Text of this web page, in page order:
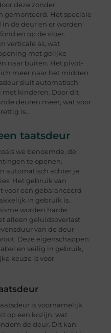
deze zonder
gemonteerd. Het speciale
de deur en er worden
en op de vloer.
verticale as, wat
met gelijke
naar buiten. Het pivot-
meer naar het midden
sluit automatisch
met kinderen. Door dit
deuren meer, wat voor
is…
taatsdeur
we benoemde, de
te openen.
automatisch achter je,
Het gebruik van
een gebalanceerd
in gebruik is.
worden harde
alleen geluidsoverlast
van de deur
Deze eigenschappen
en veilig in gebruik,
keuze is voor
is voornamelijk
op een kozijn, wat
de deur. Dit kan